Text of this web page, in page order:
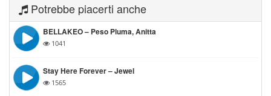
Potrebbe piacerti anche
BELLAKEO – Peso Pluma, Anitta
1041
Stay Here Forever – Jewel
1565